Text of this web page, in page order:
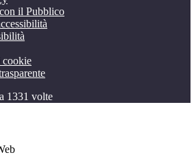
il Pubblico
cookie
1331 volte